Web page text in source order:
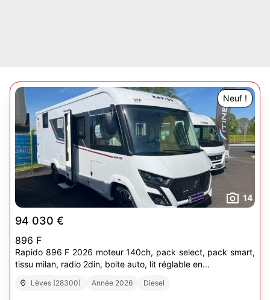
Neuf !
14
94 030 €
896 F
Rapido 896 F 2026 moteur 140ch, pack select, pack smart,
tissu milan, radio 2din, boite auto, lit réglable en...
Lèves (28300) Année 2026 Diesel